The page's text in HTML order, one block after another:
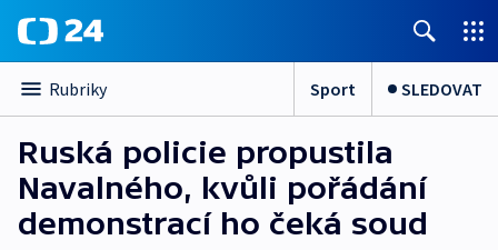
Rubriky Sport SLEDOVAT
Ruská policie propustila
Navalného, kvůli pořádání
demonstrací ho čeká soud